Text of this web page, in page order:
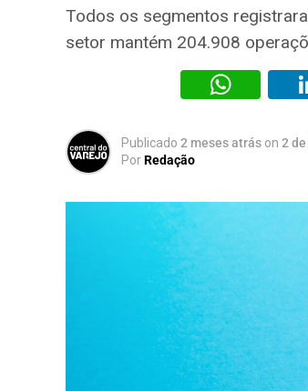
Todos os segmentos
setor mantém 204.908
Publicado 2 meses atrás on 2
PorRedação